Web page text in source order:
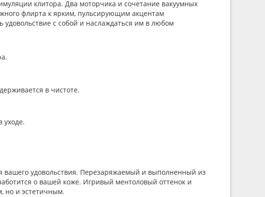
клитора. Два моторчика и сочетание вакуумных
флирта к ярким, пульсирующим акцентам
удовольствие с собой и наслаждаться им в любом
в чистоте.
уходе.
удовольствия. Перезаряжаемый и выполненный из
о вашей коже. Игривый ментоловый оттенок и
но и эстетичным.